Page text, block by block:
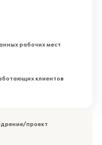
рабочих мест
клиентов
проект